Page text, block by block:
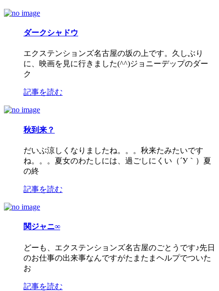
ダークシャドウ
エクステンションズ名古屋の坂の上です。久しぶり
に、映画を見に行きました(^^)ジョニーデップのダー
ク
記事を読む
秋到来？
だいぶ涼しくなりましたね。。。秋来たみたいです
ね。。。夏女のわたしには、過ごしにくい（´У｀）夏
の終
記事を読む
関ジャニ∞
どーも、エクステンションズ名古屋のごとうです♪先日
のお仕事の出来事なんですがたまたまヘルプでついた
お
記事を読む